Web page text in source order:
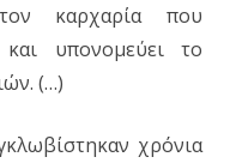
τον καρχαρία που
και υπονομεύει το
(…)
χρόνια